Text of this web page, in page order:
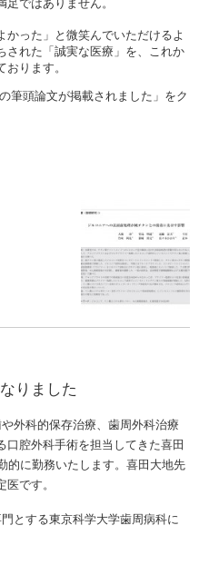
ではありません。
った」と微笑んでいただけるよ
された「誠実な医療」を、これか
ります。
頭論文が掲載されました」をク
りました
外科的保存治療、歯周外科治療
口腔外科手術を担当してきた喜田
的に勤務いたします。喜田大地先
です。
とする東京科学大学歯周病科に